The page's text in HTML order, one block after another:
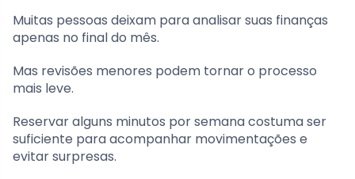
Muitas pessoas deixam para analisar suas finanças
apenas no final do mês.
Mas revisões menores podem tornar o processo
mais leve.
Reservar alguns minutos por semana costuma ser
suficiente para acompanhar movimentações e
evitar surpresas.